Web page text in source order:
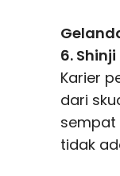
6.
Karier
dari
sempat
tidak